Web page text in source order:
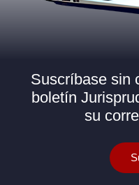
Suscríbase sin
boletín
su